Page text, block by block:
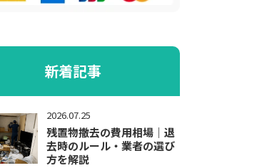
新着記事
2026.07.25
残置物撤去の費用相場｜退
去時のルール・業者の選び
方を解説